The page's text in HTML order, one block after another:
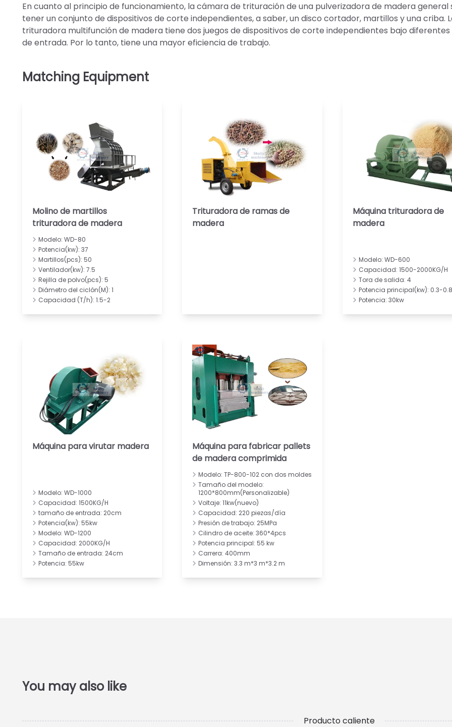
En cuanto al principio de funcionamiento, la cámara de trituración de una pulverizadora de madera general
tener un conjunto de dispositivos de corte independientes, a saber, un disco cortador, martillos y una criba.
trituradora multifunción de madera tiene dos juegos de dispositivos de corte independientes bajo
de entrada. Por lo tanto, tiene una mayor eficiencia de trabajo.
Molino de martillos
trituradora de madera
Modelo: WD-80
Potencia(kw): 37
Martillos(pcs): 50
Ventilador(kw): 7.5
Rejilla de polvo(pcs): 5
Diámetro del ciclón(M): 1
Capacidad (T/h): 1.5-2
Trituradora de ramas de
madera
Máquina trituradora de
madera
Modelo: WD-600
Capacidad: 1500-2000KG/H
Tora de salida: 4
Potencia principal(kw): 0.3-
Potencia: 30kw
Máquina para virutar madera
Modelo: WD-1000
Capacidad: 1500KG/H
tamaño de entrada: 20cm
Potencia(kw): 55kw
Modelo: WD-1200
Capacidad: 2000KG/H
Tamaño de entrada: 24cm
Potencia: 55kw
Máquina para fabricar pallets
de madera comprimida
Modelo: TP-800-102 con dos moldes
Tamaño del modelo:
1200*800mm(Personalizable)
Voltaje: 11kw(nuevo)
Capacidad: 220 piezas/día
Presión de trabajo: 25MPa
Cilindro de aceite: 360*4pcs
Potencia principal: 55 kw
Carrera: 400mm
Dimensión: 3.3 m*3 m*3.2 m
Producto caliente